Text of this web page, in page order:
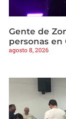
Gente de
personas en
agosto 8, 2026